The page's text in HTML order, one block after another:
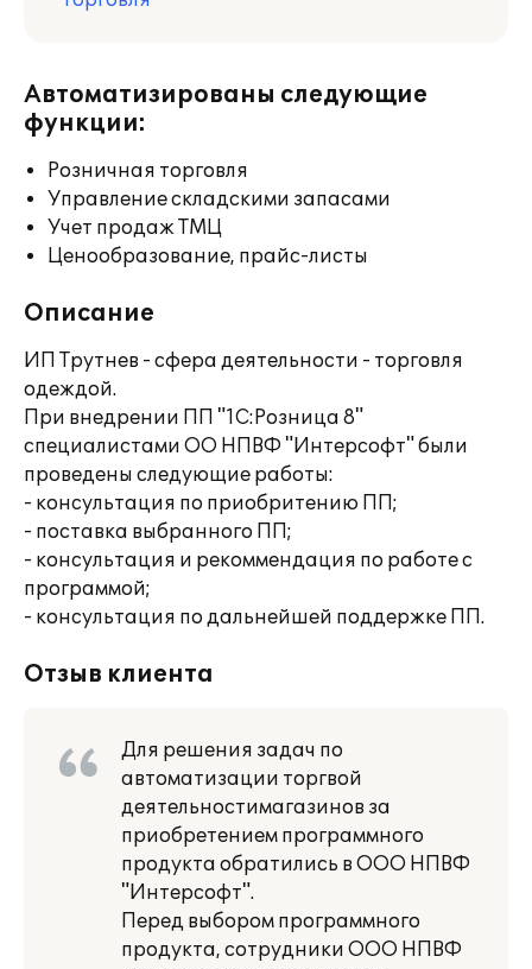
Автоматизированы следующие
функции:
Розничная торговля
Управление складскими запасами
Учет продаж ТМЦ
Ценообразование, прайс-листы
Описание
ИП Трутнев - сфера деятельности - торговля
одеждой.
При внедрении ПП "1С:Розница 8"
специалистами ОО НПВФ "Интерсофт" были
проведены следующие работы:
- консультация по приобритению ПП;
- поставка выбранного ПП;
- консультация и рекоммендация по работе с
программой;
- консультация по дальнейшей поддержке ПП.
Отзыв клиента
Для решения задач по
автоматизации торгвой
деятельностимагазинов за
приобретением программного
продукта обратились в ООО НПВФ
"Интерсофт".
Перед выбором программного
продукта, сотрудники ООО НПВФ